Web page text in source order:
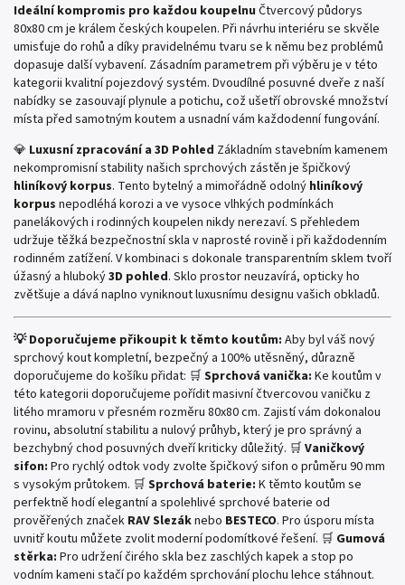
která propůjčuje zástěněabsolutní strukturální tuhost a
zaručuje vaši bezpečnost.
↕️Praktická výška 185 cm:Osvědčená výška, která spolehlivě
zadrží stříkající vodu aje přímo stvořená pro
bezproblémovou montáž na hlubší sprchové vaničky.
Ideální kompromis pro každou koupelnu Čtvercový půdorys
80x80 cm je králem českých koupelen. Při návrhu interiéru se skvěle
umisťuje do rohů a díky pravidelnému tvaru se k němu bez problémů
dopasuje další vybavení. Zásadním parametrem při výběru je v této
kategorii kvalitní pojezdový systém. Dvoudílné posuvné dveře z naší
nabídky se zasouvají plynule a potichu, což ušetří obrovské množství
místa před samotným koutem a usnadní vám každodenní fungování.
💎 Luxusní zpracování a 3D Pohled Základním stavebním kamenem
nekompromisní stability našich sprchových zástěn je špičkový
hliníkový korpus. Tento bytelný a mimořádně odolný hliníkový
korpus nepodléhá korozi a ve vysoce vlhkých podmínkách
panelákových i rodinných koupelen nikdy nerezaví. S přehledem
udržuje těžká bezpečnostní skla v naprosté rovině i při každodenním
rodinném zatížení. V kombinaci s dokonale transparentním sklem tvoří
úžasný a hluboký3D pohled. Sklo prostor neuzavírá, opticky ho
zvětšuje a dává naplno vyniknout luxusnímu designu vašich obkladů.
💡 Doporučujeme přikoupit k těmto koutům: Aby byl váš nový
sprchový kout kompletní, bezpečný a 100% utěsněný, důrazně
doporučujeme do košíku přidat: 🛒 Sprchová vanička: Ke koutům v
této kategorii doporučujeme pořídit masivní čtvercovou vaničku z
litého mramoru v přesném rozměru 80x80 cm. Zajistí vám dokonalou
rovinu, absolutní stabilitu a nulový průhyb, který je pro správný a
bezchybný chod posuvných dveří kriticky důležitý. 🛒 Vaničkový
sifon: Pro rychlý odtok vody zvolte špičkový sifon o průměru 90 mm
s vysokým průtokem. 🛒 Sprchová baterie: K těmto koutům se
perfektně hodí elegantní a spolehlivé sprchové baterie od
prověřených značek RAV Slezáknebo BESTECO. Pro úsporu místa
uvnitř koutu můžete zvolit moderní podomítkové řešení. 🛒 Gumová
stěrka: Pro udržení čirého skla bez zaschlých kapek a stop po
vodním kameni stačí po každém sprchování plochu lehce stáhnout.